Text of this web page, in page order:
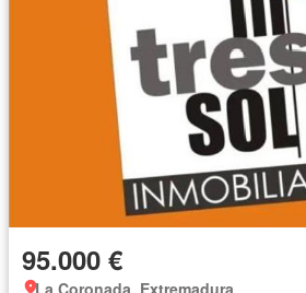
95.000 €
La Coronada, Extremadura